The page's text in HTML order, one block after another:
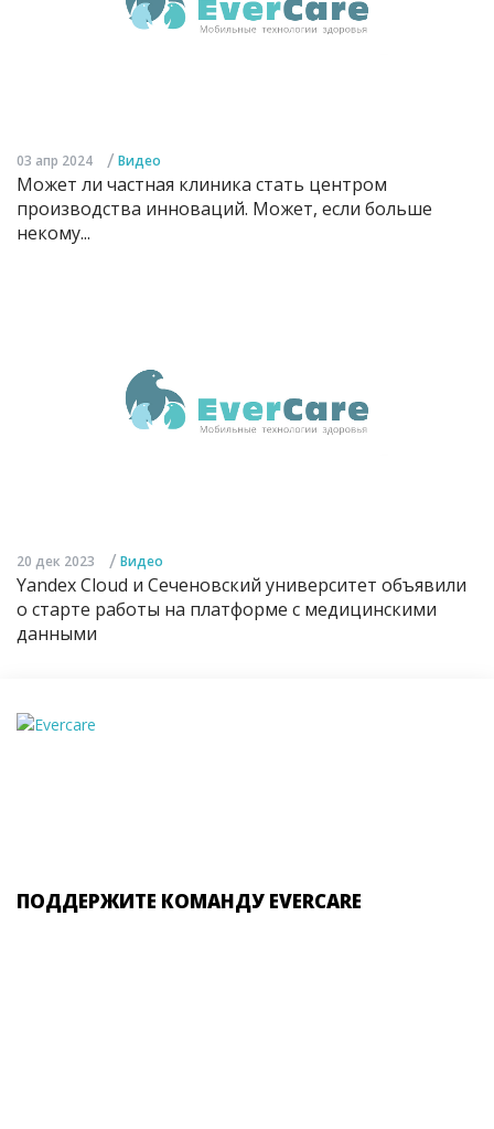
03 апр 2024 / Видео
Может ли частная клиника стать центром
производства инноваций. Может, если больше
некому...
20 дек 2023 / Видео
Yandex Cloud и Сеченовский университет объявили
о старте работы на платформе с медицинскими
данными
ПОДДЕРЖИТЕ КОМАНДУ EVERCARE